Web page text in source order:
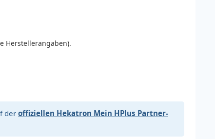
Herstellerangaben).
der offiziellen Hekatron Mein HPlus Partner-